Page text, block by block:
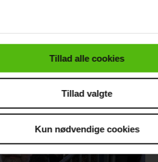
cookiepolitik.
Tillad alle cookies
Tillad valgte
Kun nødvendige cookies
for første gang: "Jeg